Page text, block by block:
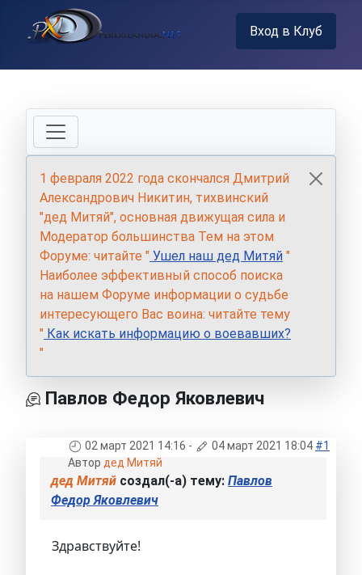
Вход в Клуб
1 февраля 2022 года скончался Дмитрий
Александрович Никитин, тихвинский
"дед Митяй", основная движущая сила и
Модератор большинства Тем на этом
Форуме: читайте " Ушел наш дед Митяй "
Наиболее эффективный способ поиска
на нашем Форуме информации о судьбе
интересующего Вас воина: читайте тему
" Как искать информацию о воевавших?
"
Павлов Федор Яковлевич
02 март 2021 14:16 - 04 март 2021 18:04 #1
Автор дед Митяй
дед Митяй создал(-а) тему: Павлов
Федор Яковлевич
Здравствуйте!